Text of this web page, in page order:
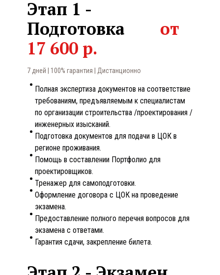
Этап 1 -
Подготовка от
17 600 р.
7 дней | 100% гарантия | Дистанционно
Полная экспертиза документов на соответствие
требованиям, предъявляемым к специалистам
по организации строительства /проектирования /
инженерных изысканий.
Подготовка документов для подачи в ЦОК в
регионе проживания.
Помощь в составлении Портфолио для
проектировщиков.
Тренажер для самоподготовки.
Оформление договора с ЦОК на проведение
экзамена.
Предоставление полного перечня вопросов для
экзамена с ответами.
Гарантия сдачи, закрепление билета.